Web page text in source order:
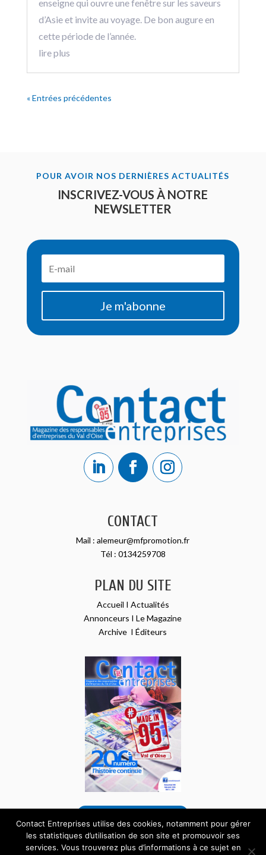
enseigne qui ouvre une fenêtre sur les saveurs
d’Asie et invite au voyage. De bon augure en
cette période de l’année.
lire plus
« Entrées précédentes
POUR AVOIR NOS DERNIÈRES ACTUALITÉS
INSCRIVEZ-VOUS À NOTRE
NEWSLETTER
Je m'abonne
CONTACT
Mail :alemeur@mfpromotion.fr
Tél : 0134259708
PLAN DU SITE
Accueil I Actualités
Annonceurs ILe Magazine
Archive IÉditeurs
Tous droits réservés – Site internet réalisé par
Contact Entreprises utilise des cookies, notamment pour gérer
les statistiques d’utilisation de son site et promouvoir ses
services. Vous trouverez plus d’informations à ce sujet en